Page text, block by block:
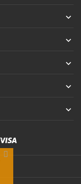




